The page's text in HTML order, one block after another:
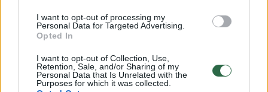
I want to opt-out of processing my
Personal Data for Targeted Advertising.
Opted In
I want to opt-out of Collection, Use,
Retention, Sale, and/or Sharing of my
Personal Data that Is Unrelated with the
Purposes for which it was collected.
00:00:59
Nufilmavo, kaip patvino Vilniaus Vakarinis aplinkkelis:
vaizdas pribloškia
Žinios